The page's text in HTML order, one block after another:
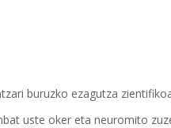
buruzko ezagutza
uste oker eta neuromito